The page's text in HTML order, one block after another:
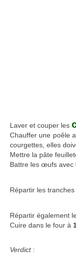
Laver et couper les
Chauffer une poêle
courgettes, elles
Mettre la pâte
Battre les œufs avec
Répartir les tranches
Répartir également
Cuire dans le four à
Verdict: